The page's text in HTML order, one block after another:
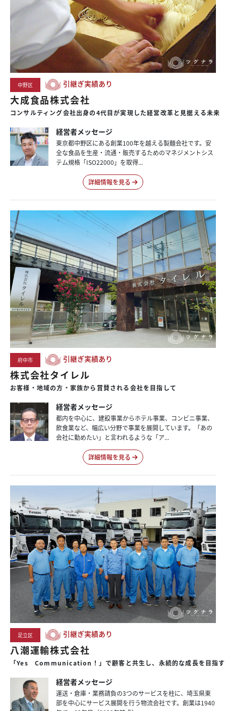
中野区 引継ぎ実績あり
大成食品株式会社
コンサルティング会社出身の4代目が実現した経営改革と見据える未来
経営者メッセージ
東京都中野区にある創業100年を越える製麺会社です。安
全な食品を生産・流通・販売するためのマネジメントシス
テム規格「ISO22000」を取得...
詳細情報を見る
府中市 引継ぎ実績あり
株式会社タイレル
お客様・地域の方・家族から賞賛される会社を目指して
経営者メッセージ
都内を中心に、建設事業からホテル事業、コンビニ事業、
飲食業など、幅広い分野で事業を展開しています。「あの
会社に勤めたい」と言われるような「ア...
詳細情報を見る
足立区 引継ぎ実績あり
八潮運輸株式会社
「Yes Communication！」で顧客と共生し、永続的な成長を目指す
経営者メッセージ
運送・倉庫・業務請負の3つのサービスを柱に、埼玉県東
部を中心にサービス展開を行う物流会社です。創業は1940